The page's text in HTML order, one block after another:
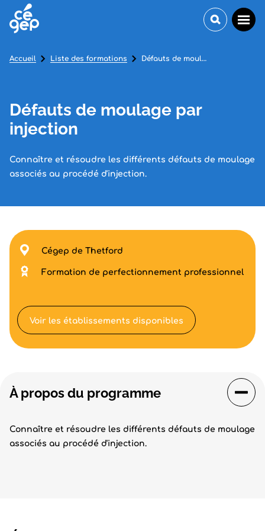
Défauts de moulage par
injection
Connaître et résoudre les différents défauts de moulage
associés au procédé d'injection.
Accueil Liste des formations Défauts de moulage par injection
À propos du programme
Connaître et résoudre les différents défauts de moulage
associés au procédé d'injection.
Cégep de Thetford
Formation de perfectionnement professionnel
Voir les établissements disponibles